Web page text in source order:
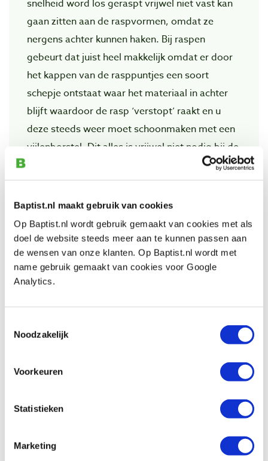
Baptist.nl maakt gebruik van cookies
Op Baptist.nl wordt gebruik gemaakt van cookies met als
doel de website steeds meer aan te kunnen passen aan
de wensen van onze klanten. Op Baptist.nl wordt met
name gebruik gemaakt van cookies voor Google
Analytics.
Noodzakelijk
Voorkeuren
Statistieken
Marketing
snelheid word los geraspt vrijwel niet vast kan
gaan zitten aan de raspvormen, omdat ze
nergens achter kunnen haken. Bij raspen
gebeurt dat juist heel makkelijk omdat er door
het kappen van de rasppuntjes een soort
schepje ontstaat waar het materiaal in achter
blijft waardoor de rasp ‘verstopt’ raakt en u
deze steeds weer moet schoonmaken met een
vijlenborstel. Dit alles is vrijwel niet nodig bij de
Saburrtooth en Foredom carbide producten.
dan ook gereedschappen die u kunt gebruiken
voor het ‘hoge snelheid raspen’. Ze worden
gebruikt in combinatie met een haakse slijper of
een flexibele as op snelle motor zoals
bijvoorbeeld de Kress freesmotor. De
vrijwel altijd een bij is die past bij de beoogde
sculptuurgereedschap om, met in verhouding
maken waarbij u dichtbij een glad eindresultaat
uitkomt en met het juiste product, de juiste